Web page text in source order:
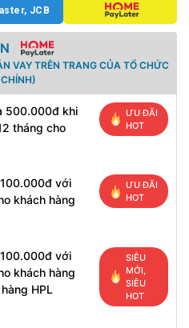
JCB
VAY TRÊN TRANG CỦA TỔ CHỨC
500.000đ khi
tháng cho
ƯU ĐÃI
HOT
với
khách hàng
ƯU ĐÃI
HOT
với
khách hàng
HPL
SIÊU
MỚI,
SIÊU
HOT